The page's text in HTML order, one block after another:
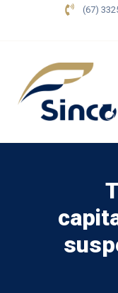
(67)